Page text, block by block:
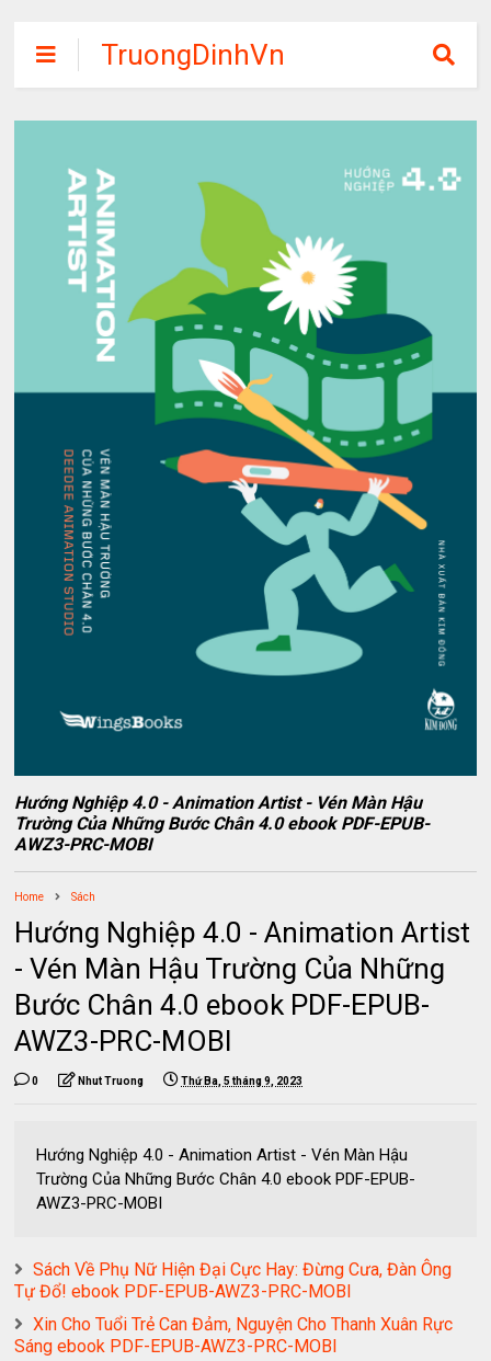
TruongDinhVn
Chia sẽ ebook,
các khóa học,
tập miễn phí
Hướng Nghiệp 4.0 - Animation Artist - Vén Màn Hậu
Trường Của Những Bước Chân 4.0 ebook PDF-EPUB-
AWZ3-PRC-MOBI
Home Sách
Hướng Nghiệp 4.0 - Animation Artist
- Vén Màn Hậu Trường Của Những
Bước Chân 4.0 ebook PDF-EPUB-
AWZ3-PRC-MOBI
0 Nhut Truong Thứ Ba, 5 tháng 9, 2023
Hướng Nghiệp 4.0 - Animation Artist - Vén Màn Hậu
Trường Của Những Bước Chân 4.0 ebook PDF-EPUB-
AWZ3-PRC-MOBI
Sách Về Phụ Nữ Hiện Đại Cực Hay: Đừng Cưa, Đàn Ông
Tự Đổ! ebook PDF-EPUB-AWZ3-PRC-MOBI
Xin Cho Tuổi Trẻ Can Đảm, Nguyện Cho Thanh Xuân Rực
Sáng ebook PDF-EPUB-AWZ3-PRC-MOBI